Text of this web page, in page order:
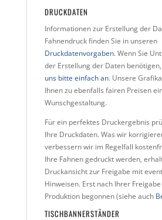
DRUCKDATEN
Informationen zur Erstellung der
Fahnendruck finden Sie in unseren
Druckdatenvorgaben. Wenn Sie
der Erstellung der Daten benötigen,
uns bitte einfach an. Unsere
Ihnen zu ebenfalls fairen Preisen
Wunschgestaltung.
Für ein perfektes Druckergebnis
Ihre Druckdaten. Was wir
verbessern wir im Regelfall
Ihre Fahnen gedruckt werden,
Druckansicht zur Freigabe mit
Hinweisen. Erst nach Ihrer
Produktion begonnen (siehe auch
TISCHBANNERSTÄNDER